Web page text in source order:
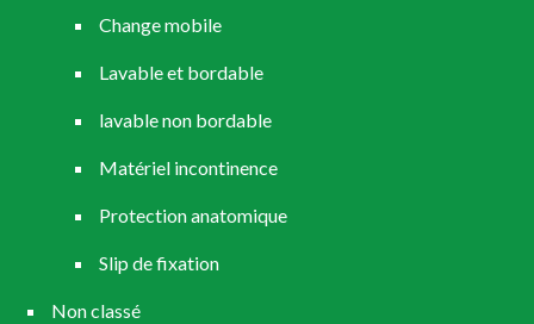
Change mobile
Lavable et bordable
lavable non bordable
Matériel incontinence
Protection anatomique
Slip de fixation
Non classé